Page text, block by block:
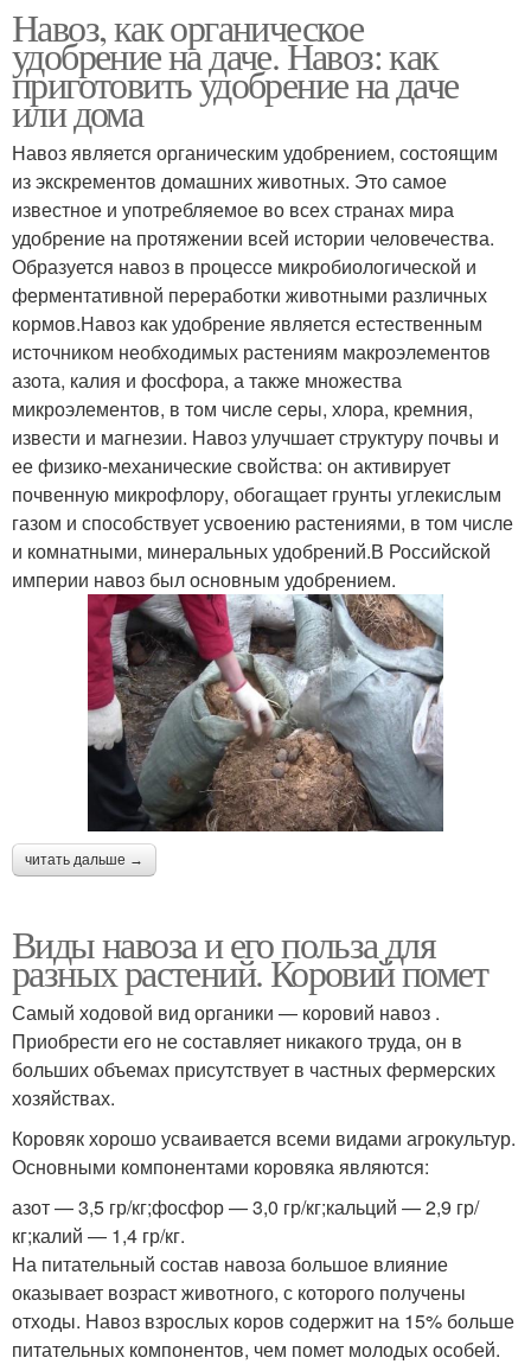
Навоз, как органическое
удобрение на даче. Навоз: как
приготовить удобрение на даче
или дома
Навоз является органическим удобрением, состоящим
из экскрементов домашних животных. Это самое
известное и употребляемое во всех странах мира
удобрение на протяжении всей истории человечества.
Образуется навоз в процессе микробиологической и
ферментативной переработки животными различных
кормов.Навоз как удобрение является естественным
источником необходимых растениям макроэлементов
азота, калия и фосфора, а также множества
микроэлементов, в том числе серы, хлора, кремния,
извести и магнезии. Навоз улучшает структуру почвы и
ее физико-механические свойства: он активирует
почвенную микрофлору, обогащает грунты углекислым
газом и способствует усвоению растениями, в том числе
и комнатными, минеральных удобрений.В Российской
империи навоз был основным удобрением.
читать дальше →
Виды навоза и его польза для
разных растений. Коровий помет
Самый ходовой вид органики — коровий навоз .
Приобрести его не составляет никакого труда, он в
больших объемах присутствует в частных фермерских
хозяйствах.
Коровяк хорошо усваивается всеми видами агрокультур.
Основными компонентами коровяка являются:
азот — 3,5 гр/кг;фосфор — 3,0 гр/кг;кальций — 2,9 гр/
кг;калий — 1,4 гр/кг.
На питательный состав навоза большое влияние
оказывает возраст животного, с которого получены
отходы. Навоз взрослых коров содержит на 15% больше
питательных компонентов, чем помет молодых особей.